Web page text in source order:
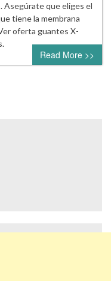
Asegúrate que eliges el
tiene la membrana
oferta guantes X-
Read More >>